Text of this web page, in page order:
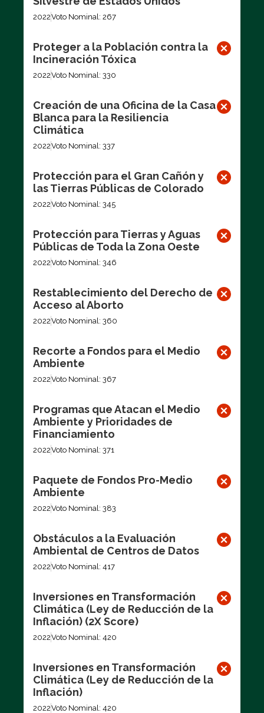
2022Voto Nominal: 267
Proteger a la Población contra la
Incineración Tóxica
2022Voto Nominal: 330
Creación de una Oficina de la Casa
Blanca para la Resiliencia
Climática
2022Voto Nominal: 337
Protección para el Gran Cañón y
las Tierras Públicas de Colorado
2022Voto Nominal: 345
Protección para Tierras y Aguas
Públicas de Toda la Zona Oeste
2022Voto Nominal: 346
Restablecimiento del Derecho de
Acceso al Aborto
2022Voto Nominal: 360
Recorte a Fondos para el Medio
Ambiente
2022Voto Nominal: 367
Programas que Atacan el Medio
Ambiente y Prioridades de
Financiamiento
2022Voto Nominal: 371
Paquete de Fondos Pro-Medio
Ambiente
2022Voto Nominal: 383
Obstáculos a la Evaluación
Ambiental de Centros de Datos
2022Voto Nominal: 417
Inversiones en Transformación
Climática (Ley de Reducción de la
Inflación) (2X Score)
2022Voto Nominal: 420
Inversiones en Transformación
Climática (Ley de Reducción de la
Inflación)
2022Voto Nominal: 420